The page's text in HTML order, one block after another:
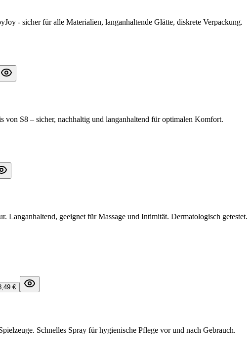
- sicher für alle Materialien, langanhaltende Glätte, diskrete Verpackung.
von S8 – sicher, nachhaltig und langanhaltend für optimalen Komfort.
Langanhaltend, geeignet für Massage und Intimität. Dermatologisch getestet.
€
Schnelles Spray für hygienische Pflege vor und nach Gebrauch.